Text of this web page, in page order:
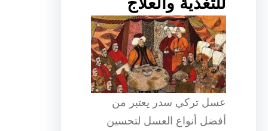
للتغذية والعلاج
عسل تركي سدر يعتبر من
أفضل أنواع العسل لتحسين